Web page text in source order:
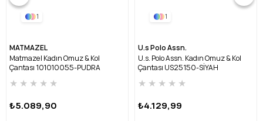
1
MATMAZEL
Matmazel Kadın Omuz & Kol
Çantası 101010055-PUDRA
★ ★ ★ ★ ★
₺5.089,90
1
U.s Polo Assn.
U.s. Polo Assn. Kadın Omuz & Kol
Çantası US25150-SİYAH
★ ★ ★ ★ ★
₺4.129,99